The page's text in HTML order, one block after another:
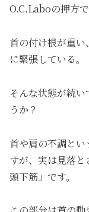
O.C.Laboの押方で
首の付け根が重
に緊張している。
そんな状態が続
うか？
首や肩の不調と
すが、実は見落
頭下筋」です。